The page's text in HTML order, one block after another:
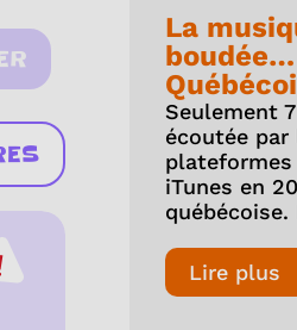
La
Seulement
écoutée par
iTunes en
québécoise.
Lire plus